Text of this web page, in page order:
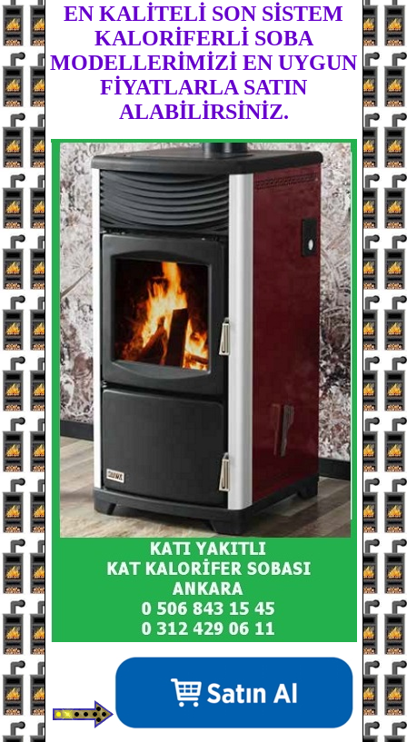
EN KALİTELİ SON SİSTEM
KALORİFERLİ SOBA
MODELLERİMİZİ EN UYGUN
FİYATLARLA SATIN
ALABİLİRSİNİZ.